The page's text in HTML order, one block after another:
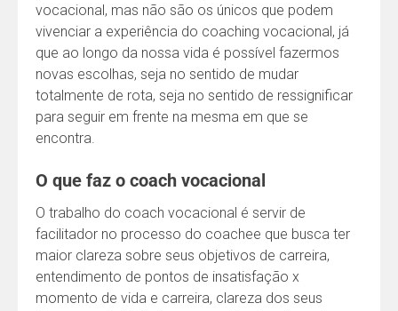
vocacional, mas não são os únicos que podem
vivenciar a experiência do coaching vocacional, já
que ao longo da nossa vida é possível fazermos
novas escolhas, seja no sentido de mudar
totalmente de rota, seja no sentido de ressignificar
para seguir em frente na mesma em que se
encontra.
O que faz o coach vocacional
O trabalho do coach vocacional é servir de
facilitador no processo do coachee que busca ter
maior clareza sobre seus objetivos de carreira,
entendimento de pontos de insatisfação x
momento de vida e carreira, clareza dos seus